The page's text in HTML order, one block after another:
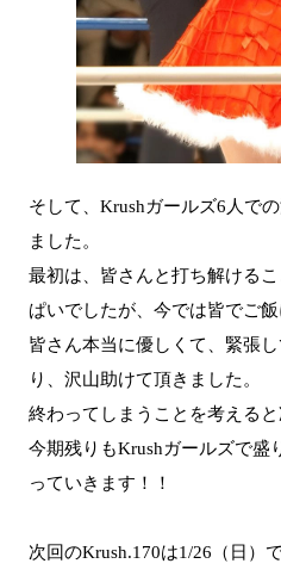
そして、Krushガールズ6人で
ました。
最初は、皆さんと打ち解ける
ぱいでしたが、今では皆でご
皆さん本当に優しくて、緊張
り、沢山助けて頂きました。
終わってしまうことを考える
今期残りもKrushガールズで盛
っていきます！！
次回のKrush.170は1/26（日）